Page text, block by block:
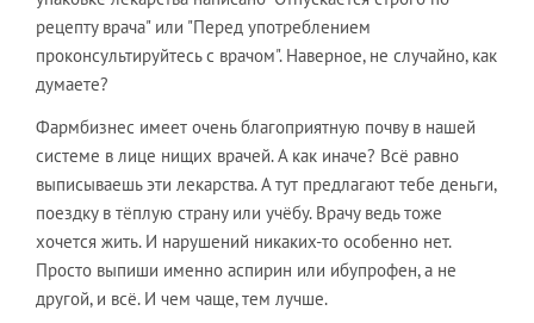
рецепту врача" или "Перед употреблением
проконсультируйтесь с врачом". Наверное, не случайно, как
думаете?
Фармбизнес имеет очень благоприятную почву в нашей
системе в лице нищих врачей. А как иначе? Всё равно
выписываешь эти лекарства. А тут предлагают тебе деньги,
поездку в тёплую страну или учёбу. Врачу ведь тоже
хочется жить. И нарушений никаких-то особенно нет.
Просто выпиши именно аспирин или ибупрофен, а не
другой, и всё. И чем чаще, тем лучше.